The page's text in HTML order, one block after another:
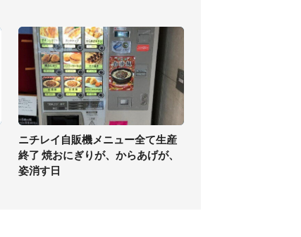
ニチレイ自販機メニュー全て生産
終了 焼おにぎりが、からあげが、
姿消す日